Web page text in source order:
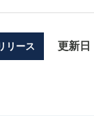
リース 更新日